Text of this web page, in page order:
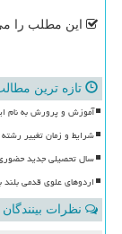
این مطلب را
تازه ترین
آموزش و پرورش به نام
شرایط و زمان تغییر
سال تحصیلی جدید
اردوهای علوی قدمی بلند برای
نظرات